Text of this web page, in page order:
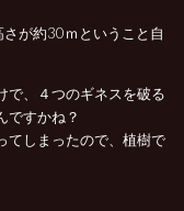
が約30ｍということ自
で、４つのギネスを破る
ですかね？
てしまったので、植樹で